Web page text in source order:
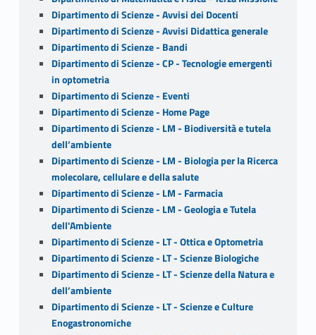
Dipartimento di Scienze - Avvisi dei Docenti
Dipartimento di Scienze - Avvisi Didattica generale
Dipartimento di Scienze - Bandi
Dipartimento di Scienze - CP - Tecnologie emergenti
in optometria
Dipartimento di Scienze - Eventi
Dipartimento di Scienze - Home Page
Dipartimento di Scienze - LM - Biodiversità e tutela
dell’ambiente
Dipartimento di Scienze - LM - Biologia per la Ricerca
molecolare, cellulare e della salute
Dipartimento di Scienze - LM - Farmacia
Dipartimento di Scienze - LM - Geologia e Tutela
dell'Ambiente
Dipartimento di Scienze - LT - Ottica e Optometria
Dipartimento di Scienze - LT - Scienze Biologiche
Dipartimento di Scienze - LT - Scienze della Natura e
dell’ambiente
Dipartimento di Scienze - LT - Scienze e Culture
Enogastronomiche